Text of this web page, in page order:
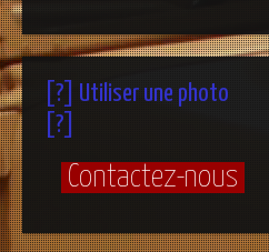
[?] Utiliser une photo
[?]
Contactez-nous